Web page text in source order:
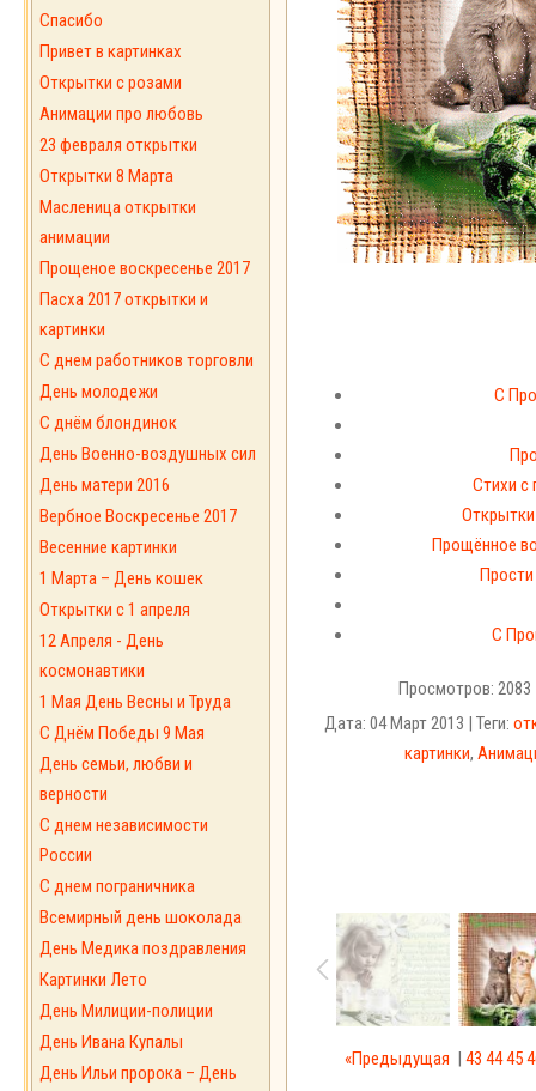
Спасибо
Привет в картинках
Открытки с розами
Анимации про любовь
23 февраля открытки
Открытки 8 Марта
Масленица открытки
анимации
Прощеное воскресенье 2017
Пасха 2017 открытки и
картинки
С днем работников торговли
День молодежи
С днём блондинок
День Военно-воздушных сил
День матери 2016
Вербное Воскресенье 2017
Весенние картинки
1 Марта – День кошек
Открытки с 1 апреля
12 Апреля - День
космонавтики
1 Мая День Весны и Труда
С Днём Победы 9 Мая
День семьи, любви и
верности
С днем независимости
России
С днем пограничника
Всемирный день шоколада
День Медика поздравления
Картинки Лето
День Милиции-полиции
День Ивана Купалы
День Ильи пророка – День
С
Стихи с
Прощённое
С
Просмотров:
Дата: 04 Март 2013 | Теги:
картинки,
«Предыдущая 43 4445